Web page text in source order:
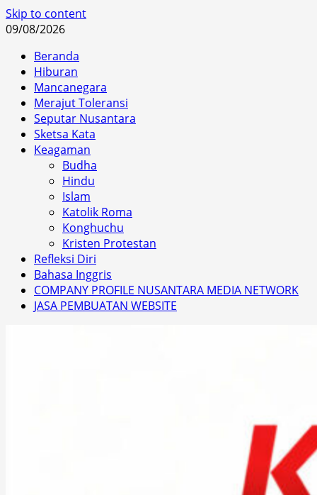
Skip to content
09/08/2026
Beranda
Hiburan
Mancanegara
Merajut Toleransi
Seputar Nusantara
Sketsa Kata
Keagaman
Budha
Hindu
Islam
Katolik Roma
Konghuchu
Kristen Protestan
Refleksi Diri
Bahasa Inggris
COMPANY PROFILE NUSANTARA MEDIA NETWORK
JASA PEMBUATAN WEBSITE